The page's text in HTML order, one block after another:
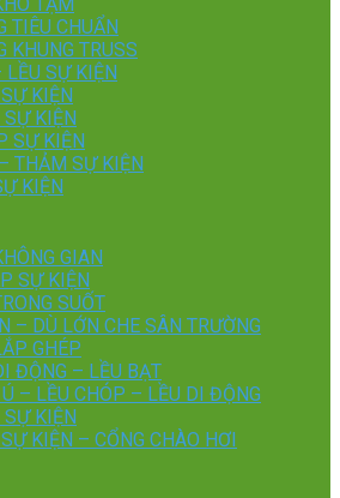
TIÊU CHUẨN
KHUNG TRUSS
LỀU SỰ KIỆN
KIỆN
KIỆN
SỰ KIỆN
THẢM SỰ KIỆN
KIỆN
GIAN
SỰ KIỆN
SUỐT
– DÙ LỚN CHE SÂN TRƯỜNG
GHÉP
ĐỘNG – LỀU BẠT
– LỀU CHÓP – LỀU DI ĐỘNG
KIỆN
KIỆN – CỔNG CHÀO HƠI